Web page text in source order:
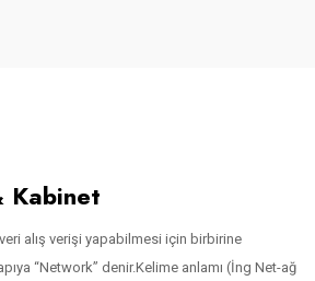
Kabinet
alış verişi yapabilmesi için birbirine
“Network” denir.Kelime anlamı (İng Net-ağ